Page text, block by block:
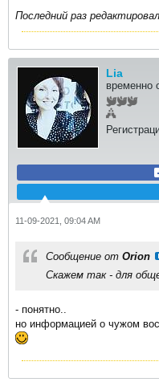
Последний раз
Lia
временно
11-09-2021, 09:04 AM
Сообщение от Orion
Скажем так - для
- понятно..
но информацией о чужом